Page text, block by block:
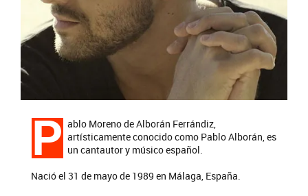
P ablo Moreno de Alborán Ferrándiz​, ​​
artísticamente conocido como Pablo Alborán, es
un cantautor y músico español.​​​
Nació el 31 de mayo de 1989 en Málaga, España.